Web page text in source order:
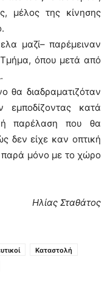
μέλος της κίνησης
μαζί– παρέμειναν
Τμήμα, όπου μετά από
θα διαδραματιζόταν
εμποδίζοντας κατά
παρέλαση που θα
δεν είχε καν οπτική
μόνο με το χώρο
Ηλίας Σταθάτος
Καταστολή